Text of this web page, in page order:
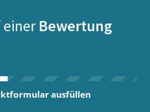
Bewertung
ausfüllen